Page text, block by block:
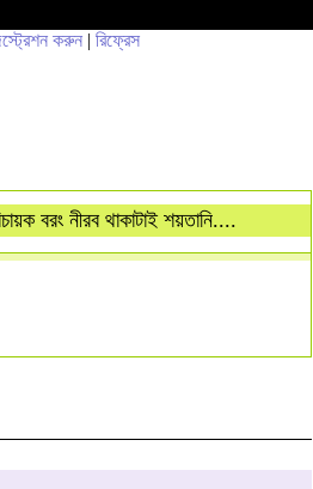
করুন | রিফ্রেস
বরং নীরব থাকাটাই শয়তানি....